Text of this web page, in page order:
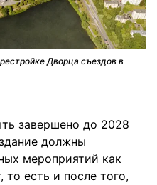
Дворца съездов в
завершено до 2028
должны
мероприятий как
есть и после того,